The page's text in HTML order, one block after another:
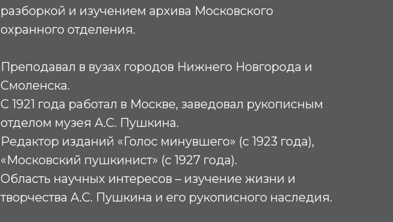
разборкой и изучением архива Московского
охранного отделения.
Преподавал в вузах городов Нижнего Новгорода и
Смоленска.
С 1921 года работал в Москве, заведовал рукописным
отделом музея А.С. Пушкина.
Редактор изданий «Голос минувшего» (с 1923 года),
«Московский пушкинист» (с 1927 года).
Область научных интересов – изучение жизни и
творчества А.С. Пушкина и его рукописного наследия.